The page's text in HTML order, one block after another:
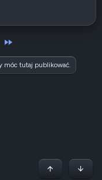
móc tutaj publikować.
PoczątekDół